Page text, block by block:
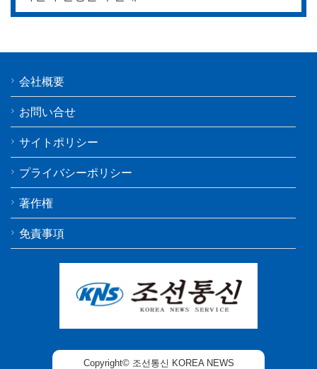
会社概要
お問い合せ
サイトポリシー
プライバシーポリシー
著作権
免責事項
Copyright© 조선통신 KOREA NEWS